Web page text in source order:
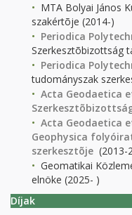
MTA Bolyai János
szakértõje (2014-)
Periodica
Szerkesztõbizottság
Periodica
tudományszak
Acta Geodaetica
Acta Geodaetica
Geophysica
szerkesztõje (2013-
Geomatikai
elnöke (2025- )
Díjak